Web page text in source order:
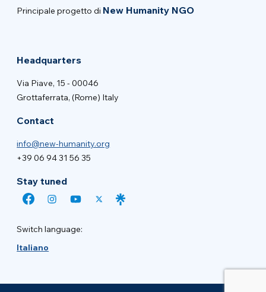
Principale progetto di New Humanity NGO
Headquarters
Via Piave, 15 - 00046
Grottaferrata, (Rome) Italy
Contact
info@new-humanity.org
+39 06 94 31 56 35
Stay tuned
Switch language:
Italiano